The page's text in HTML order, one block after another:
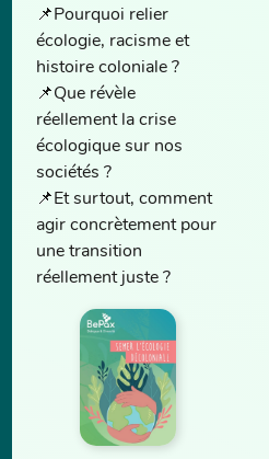
📌Pourquoi relier
écologie, racisme et
histoire coloniale ?
📌Que révèle
réellement la crise
écologique sur nos
sociétés ?
📌Et surtout, comment
agir concrètement pour
une transition
réellement juste ?